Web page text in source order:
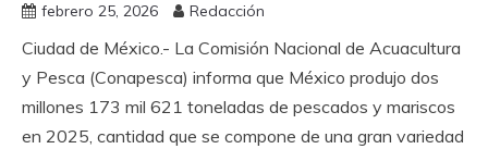
febrero 25, 2026 Redacción
Ciudad de México.- La Comisión Nacional de Acuacultura
y Pesca (Conapesca) informa que México produjo dos
millones 173 mil 621 toneladas de pescados y mariscos
en 2025, cantidad que se compone de una gran variedad